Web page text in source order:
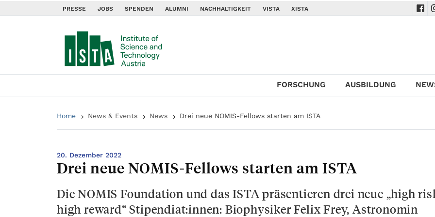
PRESSE JOBS SPENDEN ALUMNI NACHHALTIGKEIT VISTA XISTA
FORSCHUNG AUSBILDUNG
Home News & Events News Drei neue NOMIS-Fellows starten am ISTA
20. Dezember 2022
Drei neue NOMIS-Fellows starten am ISTA
Die NOMIS Foundation und das ISTA präsentieren drei neue „high
high reward“ Stipendiat:innen: Biophysiker Felix Frey, Astronomin